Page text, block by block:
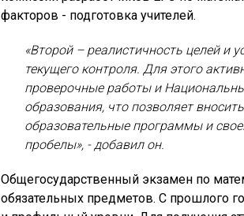
факторов - подготовка учителей.
«Второй – реалистичность целей и
текущего контроля. Для этого
проверочные работы и
образования, что позволяет
образовательные программы и
пробелы», - добавил он.
Общегосударственный экзамен по
обязательных предметов. С прошлого